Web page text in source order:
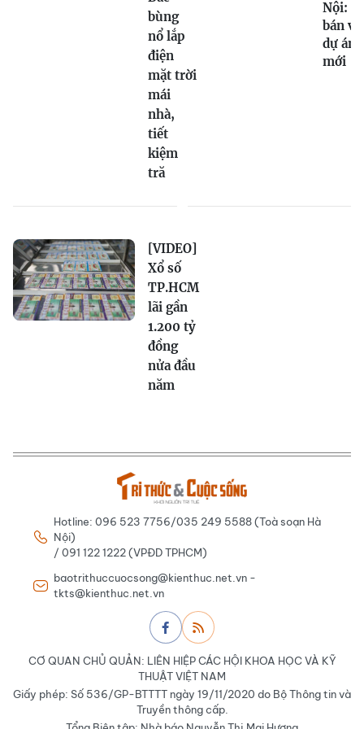
bùng
nổ lắp
điện
mặt trời
mái
nhà,
tiết
kiệm
tră
Nội:
bán và
dự án
mới
[VIDEO]
Xổ số
TP.HCM
lãi gần
1.200 tỷ
đồng
nửa đầu
năm
Hotline: 096 523 7756/035 249 5588 (Toà soạn Hà
Nội)
/ 091 122 1222 (VPĐD TPHCM)
baotrithuccuocsong@kienthuc.net.vn -
tkts@kienthuc.net.vn
CƠ QUAN CHỦ QUẢN: LIÊN HIỆP CÁC HỘI KHOA HỌC VÀ KỸ
THUẬT VIỆT NAM
Giấy phép: Số 536/GP-BTTTT ngày 19/11/2020 do Bộ Thông tin và
Truyền thông cấp.